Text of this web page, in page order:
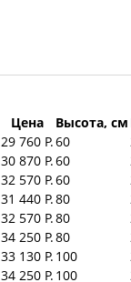
Цена Высота, см
29 760 Р.60
30 870 Р.60
32 570 Р.60
31 440 Р.80
32 570 Р.80
34 250 Р.80
33 130 Р. 100
34 250 Р. 100